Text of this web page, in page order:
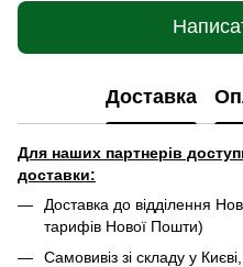
Доставка
Для наших партнерів
доставки:
Доставка до відділення
тарифів Нової Пошти)
Самовивіз зі складу у